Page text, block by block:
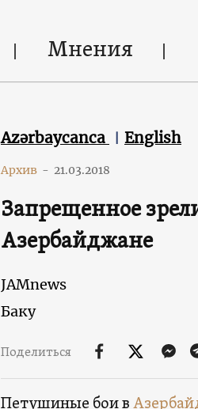
Мнения
Azərbaycanca English
Архив - 21.03.2018
Запрещенное
Азербайджане
JAMnews
Баку
Поделиться
Петушиные бои в